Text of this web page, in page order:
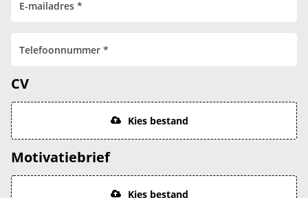
CV
Kies bestand
Motivatiebrief
Kies bestand